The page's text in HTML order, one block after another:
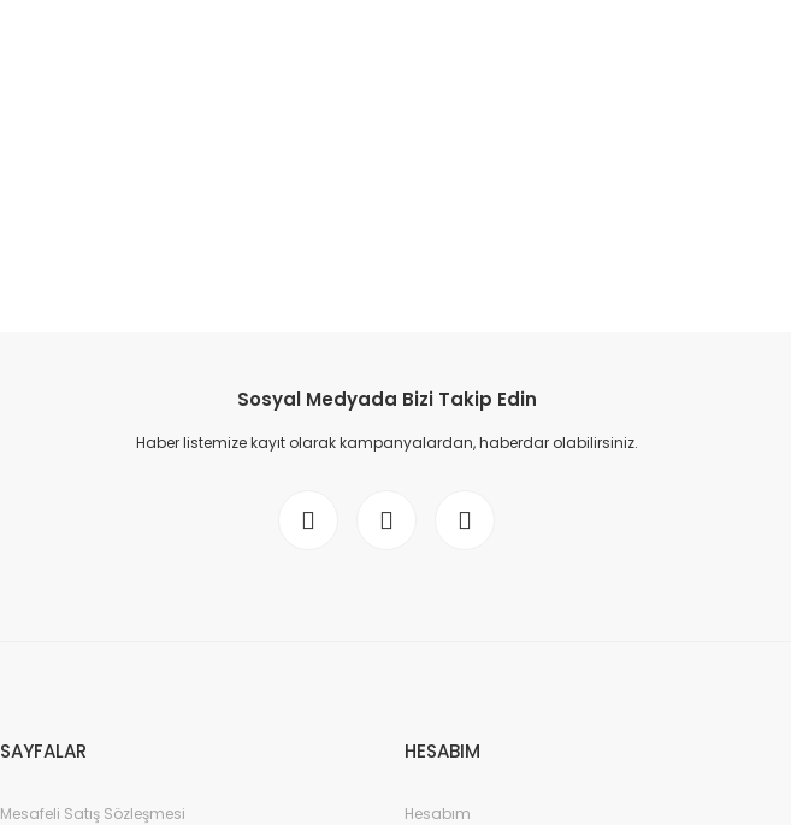
Sosyal Medyada Bizi Takip Edin
Haber listemize kayıt olarak kampanyalardan, haberdar olabilirsiniz.
SAYFALAR
Mesafeli Satış Sözleşmesi
HESABIM
Hesabım